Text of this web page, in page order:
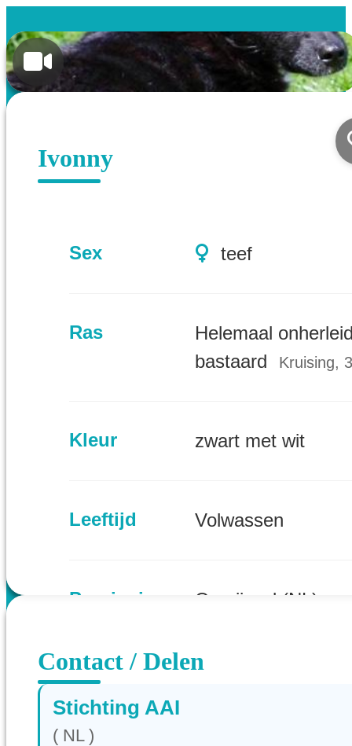
Ivonny
Sex teef
Ras
Helemaal
bastaard
Kruising,
Kleur zwart met wit
Leeftijd Volwassen
Provincie Overijssel (NL)
Contact / Delen
Stichting AAI
( NL )